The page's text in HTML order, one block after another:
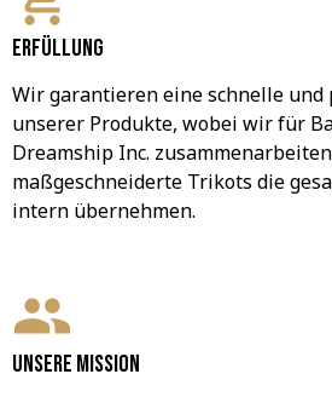
Erfüllung
Wir garantieren eine schnelle
unserer Produkte, wobei wir für
Dreamship Inc.
maßgeschneiderte Trikots die
intern übernehmen.
Unsere Mission